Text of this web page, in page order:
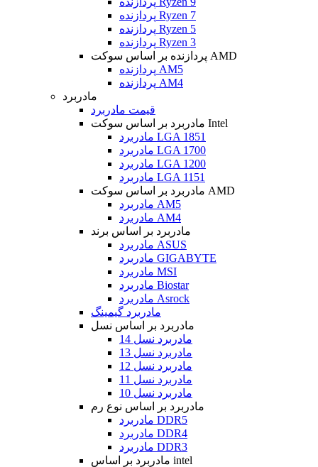
پردازنده Ryzen 7
پردازنده Ryzen 5
پردازنده Ryzen 3
پردازنده بر اساس سوکت AMD
پردازنده AM5
پردازنده AM4
مادربرد
قیمت مادربرد
مادربرد بر اساس سوکت Intel
مادربرد LGA 1851
مادربرد LGA 1700
مادربرد LGA 1200
مادربرد LGA 1151
مادربرد بر اساس سوکت AMD
مادربرد AM5
مادربرد AM4
مادربرد بر اساس برند
مادربرد ASUS
مادربرد GIGABYTE
مادربرد MSI
مادربرد Biostar
مادربرد Asrock
مادربرد گیمینگ
مادربرد بر اساس نسل
مادربرد نسل 14
مادربرد نسل 13
مادربرد نسل 12
مادربرد نسل 11
مادربرد نسل 10
مادربرد بر اساس نوع رم
مادربرد DDR5
مادربرد DDR4
مادربرد DDR3
مادربرد بر اساس intel